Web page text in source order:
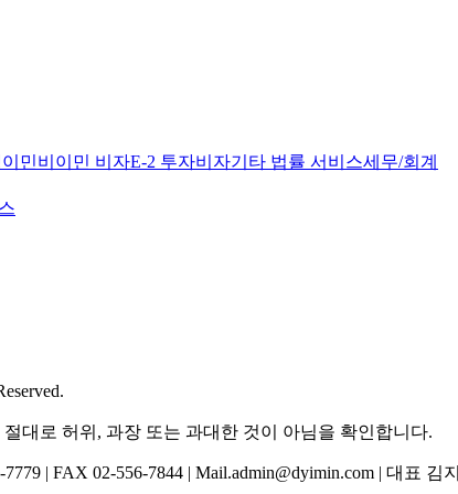
민비이민 비자E-2 투자비자기타 법률 서비스세무/회계
대로 허위, 과장 또는 과대한 것이 아님을 확인합니다.
| FAX 02-556-7844 | Mail.admin@dyimin.com | 대표 김